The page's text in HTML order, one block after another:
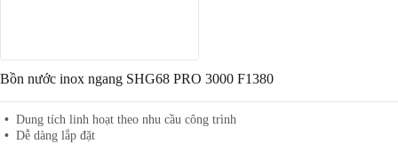
Bồn nước inox ngang SHG68 PRO 3000 F1380
Dung tích linh hoạt theo nhu cầu công trình
Dễ dàng lắp đặt